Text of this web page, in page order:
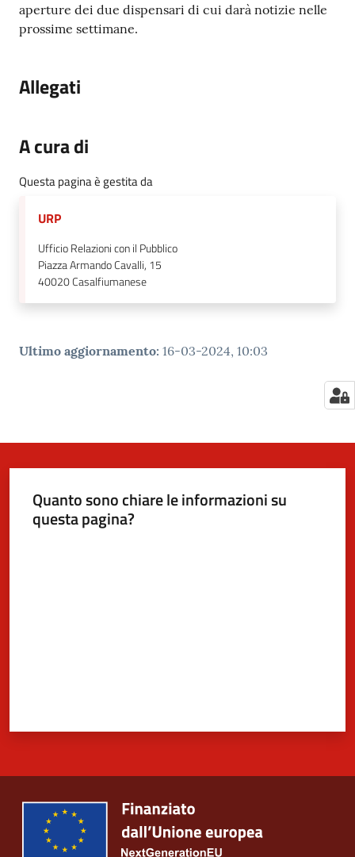
aperture dei due dispensari di cui darà notizie nelle
prossime settimane.
Allegati
A cura di
Questa pagina è gestita da
URP
Ufficio Relazioni con il Pubblico
Piazza Armando Cavalli, 15
40020Casalfiumanese
Ultimo aggiornamento: 16-03-2024, 10:03
Quanto sono chiare le informazioni su
questa pagina?